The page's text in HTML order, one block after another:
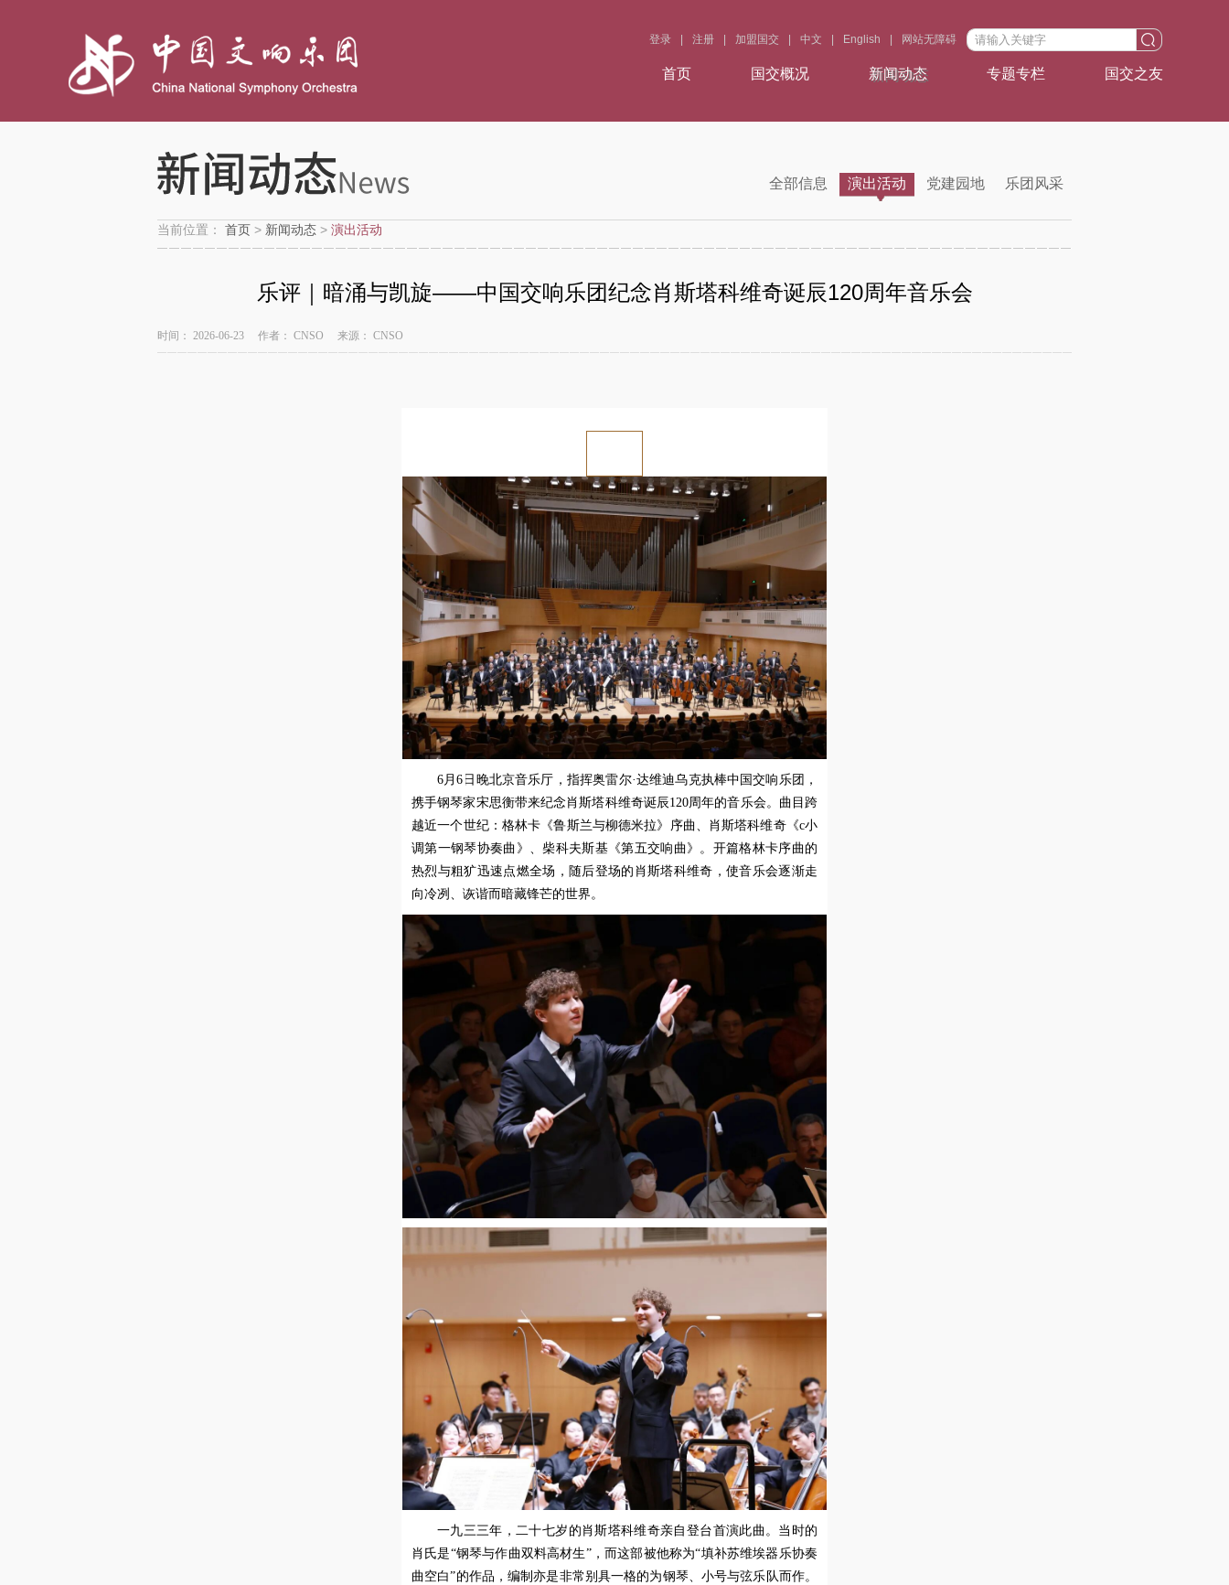
登录 注册 加盟国交 中文 English 网站无障碍
首页 国交概况 新闻动态 专题专栏 国交之友
全部信息 演出活动 党建园地 乐团风采
当前位置： 首页 > 新闻动态 > 演出活动
乐评｜暗涌与凯旋——中国交响乐团纪念肖斯塔科维奇诞辰120周年音乐会
时间： 2026-06-23 作者： CNSO 来源： CNSO
6月6日晚北京音乐厅，指挥奥雷尔·达维迪乌克执棒中国交响乐团，
携手钢琴家宋思衡带来纪念肖斯塔科维奇诞辰120周年的音乐会。曲目跨
越近一个世纪：格林卡《鲁斯兰与柳德米拉》序曲、肖斯塔科维奇《c小
调第一钢琴协奏曲》、柴科夫斯基《第五交响曲》。开篇格林卡序曲的
热烈与粗犷迅速点燃全场，随后登场的肖斯塔科维奇，使音乐会逐渐走
向冷冽、诙谐而暗藏锋芒的世界。
一九三三年，二十七岁的肖斯塔科维奇亲自登台首演此曲。当时的
肖氏是“钢琴与作曲双料高材生”，而这部被他称为“填补苏维埃器乐协奏
曲空白”的作品，编制亦是非常别具一格的为钢琴、小号与弦乐队而作。